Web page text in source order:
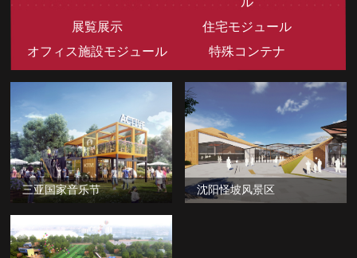
展覧展示
住宅モジュール
オフィス施設モジュール
特殊コンテナ
三亚国家音乐节 沈阳怪坡风景区